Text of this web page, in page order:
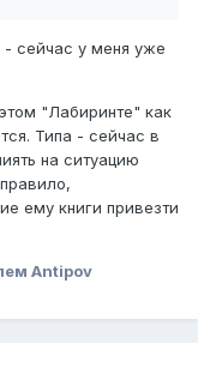
- сейчас у меня уже
"Лабиринте" как
Типа - сейчас в
на ситуацию
ему книги привезти
Antipov